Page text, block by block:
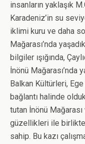
insanların yaklaşık
Karadeniz’in su
iklimi kuru ve daha
Mağarası’nda
bilgiler ışığında,
İnönü Mağarası’nda
Balkan Kültürleri,
bağlantı halinde
tutan İnönü
güzellikleri ile
sahip. Bu kazı